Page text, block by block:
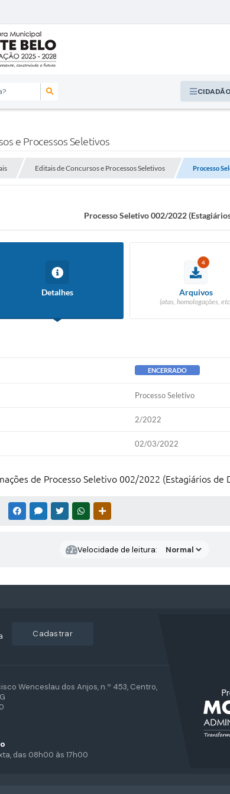
CIDADÃO
e Processos Seletivos
Editais de Concursos e Processos Seletivos Processo
Processo Seletivo 002/2022
Detalhes
4
Arquivos
(atas, homologações,
ENCERRADO
Processo Seletivo
2/2022
02/03/2022
de Processo Seletivo 002/2022 (Estagiários
FACEBOOKMESSENGER
TWITTERWHATSAPP
Velocidade de leitura:
Wenceslau dos Anjos, n.º 453, Centro,
das 08h00 às 17h00
cadastrar